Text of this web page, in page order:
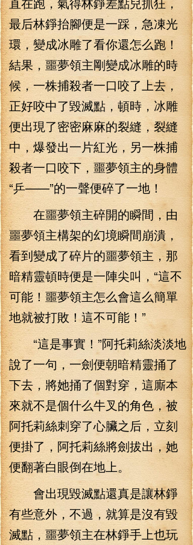
最后林錚抬腳便是一踩，急凍光
環，變成冰雕了看你還怎么跑！
結果，噩夢領主剛變成冰雕的時
候，一株捕殺者一口咬了上去，
正好咬中了毀滅點，頓時，冰雕
便出現了密密麻麻的裂縫，裂縫
中，爆發出一片紅光，另一株捕
殺者一口咬下，噩夢領主的身體
“乒——”的一聲便碎了一地！
在噩夢領主碎開的瞬間，由
噩夢領主構架的幻境瞬間崩潰，
看到變成了碎片的噩夢領主，那
暗精靈頓時便是一陣尖叫，“這不
可能！噩夢領主怎么會這么簡單
地就被打敗！這不可能！”
“這是事實！”阿托莉絲淡淡地
說了一句，一劍便朝暗精靈捅了
下去，將她捅了個對穿，這廝本
來就不是個什么牛叉的角色，被
阿托莉絲刺穿了心臟之后，立刻
便掛了，阿托莉絲將劍拔出，她
便翻著白眼倒在地上。
會出現毀滅點還真是讓林錚
有些意外，不過，就算是沒有毀
滅點，噩夢領主在林錚手上也玩